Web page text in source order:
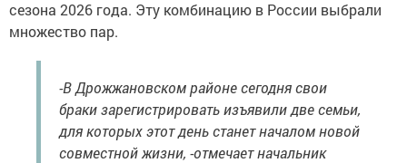
сезона 2026 года. Эту комбинацию в России выбрали
множество пар.
-В Дрожжановском районе сегодня свои
браки зарегистрировать изъявили две семьи,
для которых этот день станет началом новой
совместной жизни, -отмечает начальник